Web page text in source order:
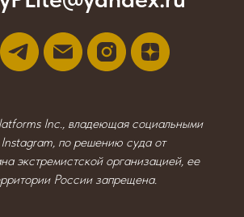
Inc., владеющая социальными
по решению суда от
экстремистской организацией, ее
России запрещена.